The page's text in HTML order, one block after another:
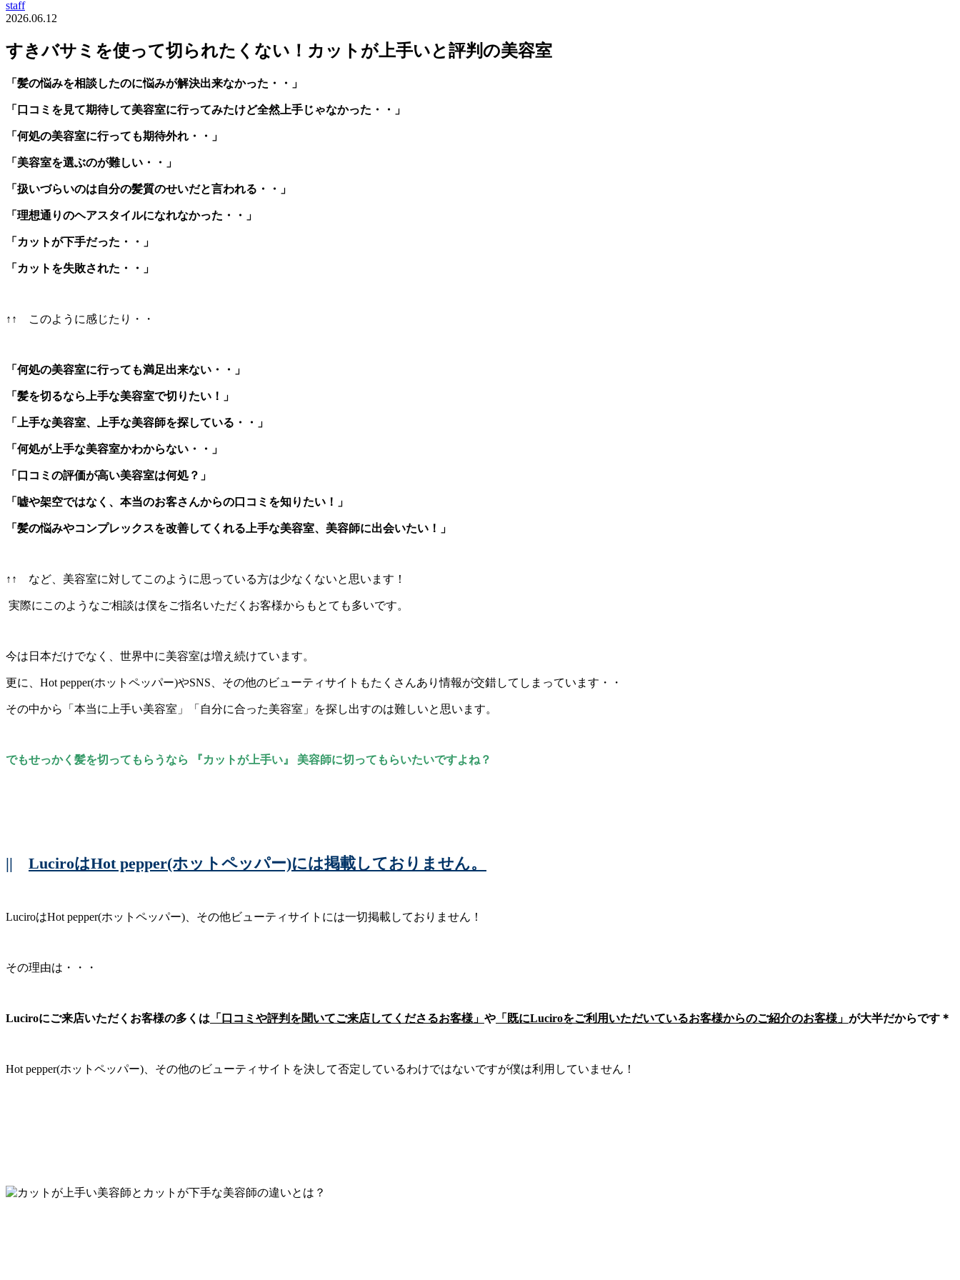
staff
2026.06.12
すきバサミを使って切られたくない！カットが上手いと評判の美容室
「髪の悩みを相談したのに悩みが解決出来なかった・・」
「口コミを見て期待して美容室に行ってみたけど全然上手じゃなかった・・」
「何処の美容室に行っても期待外れ・・」
「美容室を選ぶのが難しい・・」
「扱いづらいのは自分の髪質のせいだと言われる・・」
「理想通りのヘアスタイルになれなかった・・」
「カットが下手だった・・」
「カットを失敗された・・」
↑↑ このように感じたり・・
「何処の美容室に行っても満足出来ない・・」
「髪を切るなら上手な美容室で切りたい！」
「上手な美容室、上手な美容師を探している・・」
「何処が上手な美容室かわからない・・」
「口コミの評価が高い美容室は何処？」
「嘘や架空ではなく、本当のお客さんからの口コミを知りたい！」
「髪の悩みやコンプレックスを改善してくれる上手な美容室、美容師に出会いたい！」
↑↑ など、美容室に対してこのように思っている方は少なくないと思います！
実際にこのようなご相談は僕をご指名いただくお客様からもとても多いです。
今は日本だけでなく、世界中に美容室は増え続けています。
更に、Hot pepper(ホットペッパー)やSNS、その他のビューティサイトもたくさんあり情報が交錯してしまっています・・
その中から「本当に上手い美容室」「自分に合った美容室」を探し出すのは難しいと思います。
でもせっかく髪を切ってもらうなら 『カットが上手い』 美容師に切ってもらいたいですよね？
|| LuciroはHot pepper(ホットペッパー)には掲載しておりません。
LuciroはHot pepper(ホットペッパー)、その他ビューティサイトには一切掲載しておりません！
その理由は・・・
Luciroにご来店いただくお客様の多くは 「口コミや評判を聞いてご来店してくださるお客様」 や 「既にLuciroをご利用いただいているお客様からのご紹介のお客様」 が大半だからです＊
Hot pepper(ホットペッパー)、その他のビューティサイトを決して否定しているわけではないですが僕は利用していません！